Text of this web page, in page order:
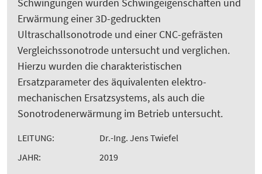
Erwärmung einer 3D-gedruckten
Ultraschallsonotrode und einer CNC-gefrästen
Vergleichssonotrode untersucht und verglichen.
Hierzu wurden die charakteristischen
Ersatzparameter des äquivalenten elektro-
mechanischen Ersatzsystems, als auch die
Sonotrodenerwärmung im Betrieb untersucht.
LEITUNG:
Dr.-Ing. Jens Twiefel
JAHR:
2019